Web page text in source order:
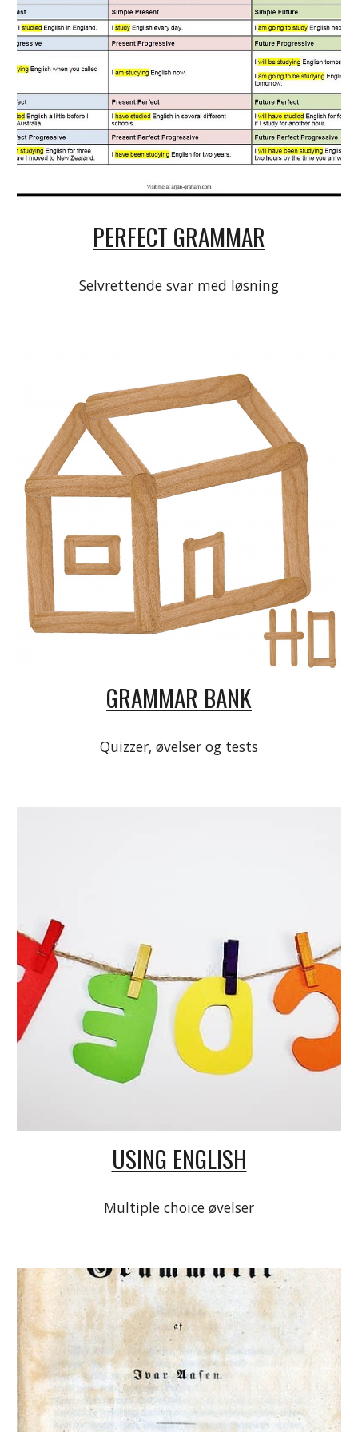
PERFECT GRAMMAR
Selvrettende svar med løsning
GRAMMAR BANK
Quizzer, øvelser og tests
USING ENGLISH
Multiple choice øvelser